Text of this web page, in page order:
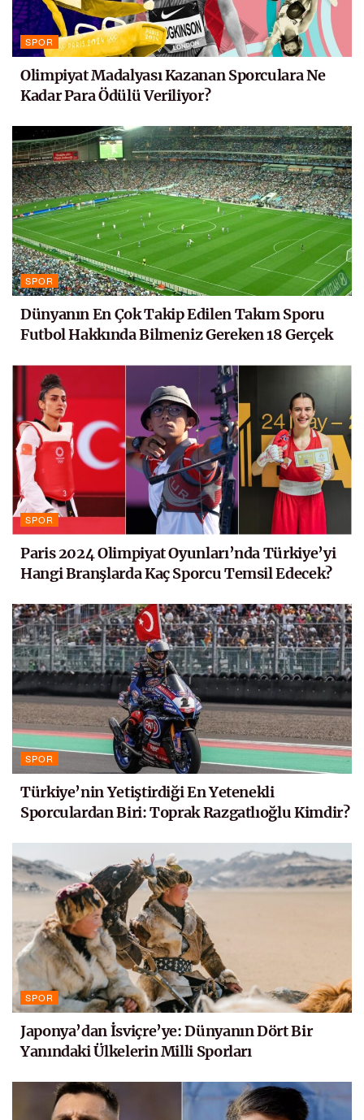
SPOR
Olimpiyat Madalyası Kazanan Sporculara Ne
Kadar Para Ödülü Veriliyor?
SPOR
Dünyanın En Çok Takip Edilen Takım Sporu
Futbol Hakkında Bilmeniz Gereken 18 Gerçek
SPOR
Paris 2024 Olimpiyat Oyunları’nda Türkiye’yi
Hangi Branşlarda Kaç Sporcu Temsil Edecek?
SPOR
Türkiye’nin Yetiştirdiği En Yetenekli
Sporculardan Biri: Toprak Razgatlıoğlu Kimdir?
SPOR
Japonya’dan İsviçre’ye: Dünyanın Dört Bir
Yanındaki Ülkelerin Milli Sporları